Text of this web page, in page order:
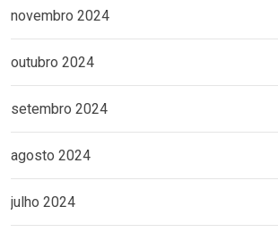
novembro 2024
outubro 2024
setembro 2024
agosto 2024
julho 2024